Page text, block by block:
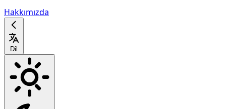
Hakkımızda
Dil